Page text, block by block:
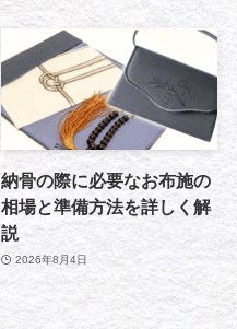
納骨の際に必要なお布施の
相場と準備方法を詳しく解
説
2026年8月4日